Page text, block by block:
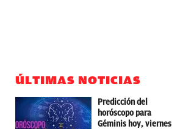
ÚLTIMAS NOTICIAS
Predicción del
horóscopo para
Géminis hoy, viernes